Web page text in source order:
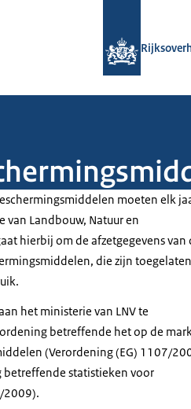
moeten elk
van Landbouw, Natuur en
hierbij om de afzetgegevens van
die zijn
het ministerie van LNV te
betreffende het op de
(Verordening (EG) 1107/
betreffende statistieken voor
2009).